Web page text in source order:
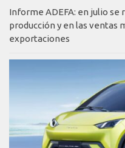
Informe ADEFA: en julio se
producción y en las ventas
exportaciones